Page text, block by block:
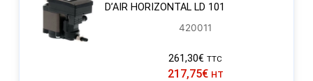
D’AIR HORIZONTAL LD 101
420011
261,30€ TTC
217,75€ HT